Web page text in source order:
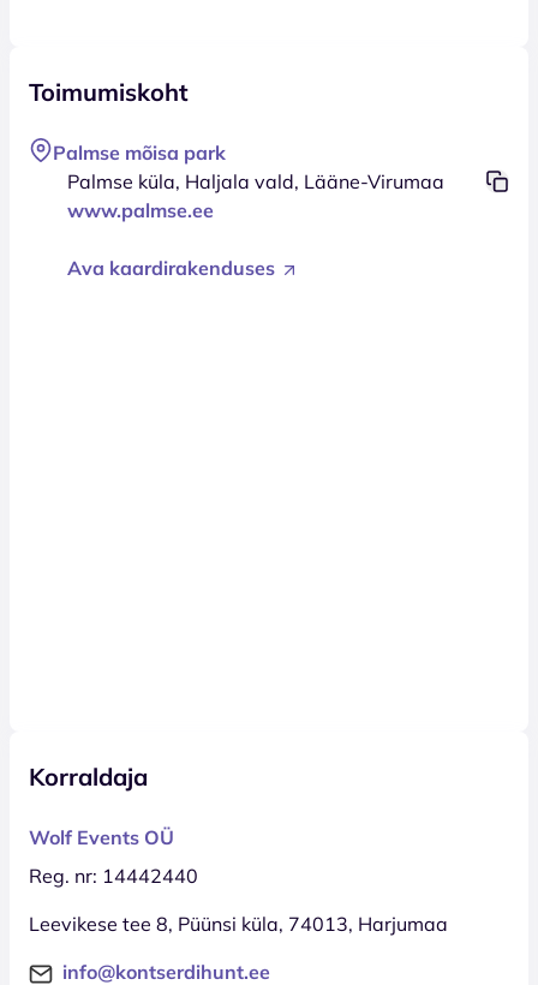
Toimumiskoht
Palmse mõisa park
Palmse küla, Haljala vald, Lääne-Virumaa
www.palmse.ee
Ava kaardirakenduses
Korraldaja
Wolf Events OÜ
Reg. nr: 14442440
Leevikese tee 8, Püünsi küla, 74013, Harjumaa
info@kontserdihunt.ee